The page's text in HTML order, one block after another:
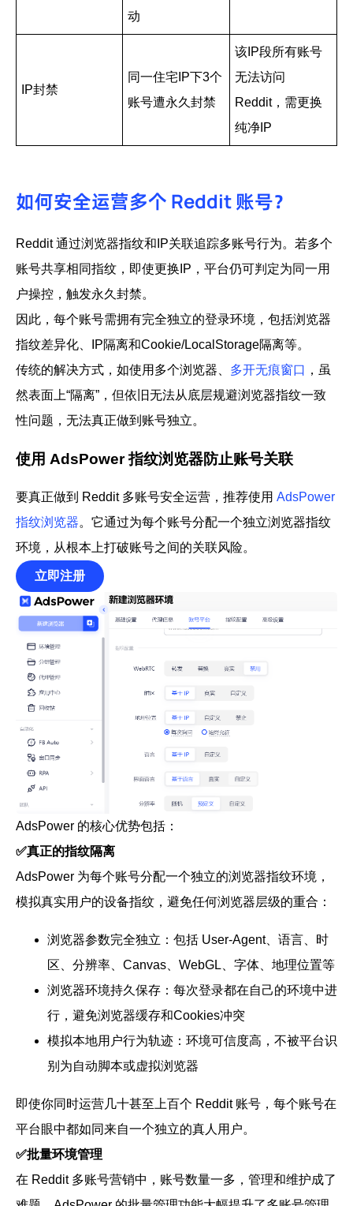
动
IP封禁
同一住宅IP下3个
账号遭永久封禁
该IP段所有账号
无法访问
Reddit，需更换
纯净IP
如何安全运营多个 Reddit 账号？
Reddit 通过浏览器指纹和IP关联追踪多账号行为。若多个
账号共享相同指纹，即使更换IP，平台仍可判定为同一用
户操控，触发永久封禁。
因此，每个账号需拥有完全独立的登录环境，包括浏览器
指纹差异化、IP隔离和Cookie/LocalStorage隔离等。
传统的解决方式，如使用多个浏览器、 多开无痕窗口 ，虽
然表面上“隔离”，但依旧无法从底层规避浏览器指纹一致
性问题，无法真正做到账号独立。
使用 AdsPower 指纹浏览器防止账号关联
要真正做到 Reddit 多账号安全运营，推荐使用 AdsPower
指纹浏览器。它通过为每个账号分配一个独立浏览器指纹
环境，从根本上打破账号之间的关联风险。
立即注册
AdsPower 的核心优势包括：
✅真正的指纹隔离
AdsPower 为每个账号分配一个独立的浏览器指纹环境，
模拟真实用户的设备指纹，避免任何浏览器层级的重合：
浏览器参数完全独立：包括 User-Agent、语言、时
区、分辨率、Canvas、WebGL、字体、地理位置等
浏览器环境持久保存：每次登录都在自己的环境中进
行，避免浏览器缓存和Cookies冲突
模拟本地用户行为轨迹：环境可信度高，不被平台识
别为自动脚本或虚拟浏览器
即使你同时运营几十甚至上百个 Reddit 账号，每个账号在
平台眼中都如同来自一个独立的真人用户。
✅批量环境管理
在 Reddit 多账号营销中，账号数量一多，管理和维护成了